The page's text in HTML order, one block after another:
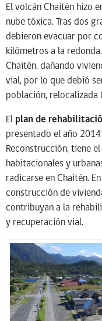
El volcán Chaitén hizo
nube tóxica. Tras dos
debieron evacuar por
kilómetros a la
Chaitén, dañando
vial, por lo que debió
población, relocalizada
El plan de
presentado el año
Reconstrucción, tiene
habitacionales y
radicarse en Chaitén.
construcción de
contribuyan a la
y recuperación vial.